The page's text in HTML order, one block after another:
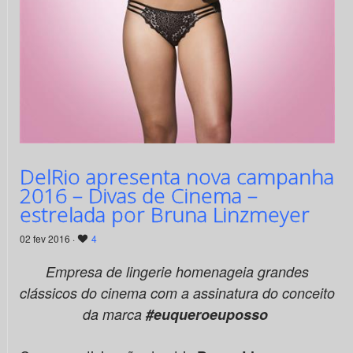
DelRio apresenta nova campanha
2016 – Divas de Cinema –
estrelada por Bruna Linzmeyer
02 fev 2016 · 4
Empresa de lingerie homenageia grandes
clássicos do cinema com aassinatura do conceito
da marca #euqueroeuposso